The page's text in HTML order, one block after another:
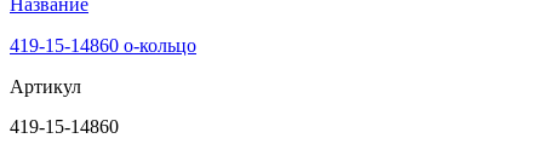
419-15-14860 о-кольцо
Артикул
419-15-14860